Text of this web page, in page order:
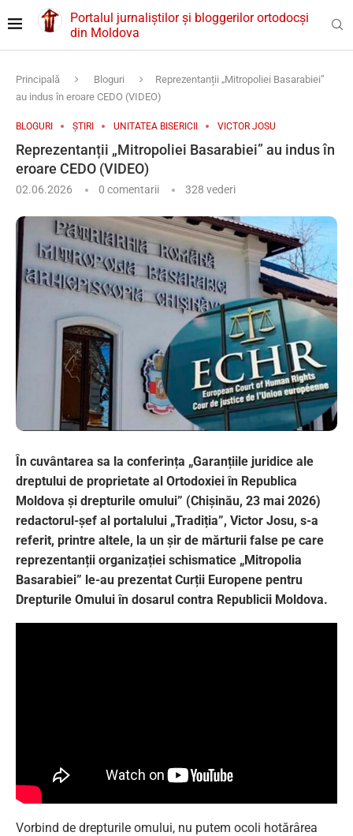
Portalul jurnaliștilor și bloggerilor ortodocși
din Moldova
Principală Bloguri
Reprezentanții „Mitropoliei Basarabiei”
au indus în eroare CEDO (VIDEO)
BLOGURI ȘTIRI UNITATEA BISERICII VICTOR JOSU
Reprezentanții „Mitropoliei Basarabiei” au indus în
eroare CEDO (VIDEO)
02.06.2026 0 comentarii 328 vederi
În cuvântarea sa la conferința „Garanțiile juridice ale
dreptului de proprietate al Ortodoxiei în Republica
Moldova și drepturile omului” (Chișinău, 23 mai 2026)
redactorul-șef al portalului „Tradiția”, Victor Josu, s-a
referit, printre altele, la un șir de mărturii false pe care
reprezentanții organizației schismatice „Mitropolia
Basarabiei” le-au prezentat Curții Europene pentru
Drepturile Omului în dosarul contra Republicii Moldova.
Vorbind de drepturile omului, nu putem ocoli hotărârea